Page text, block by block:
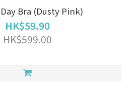
Bra (Dusty Pink)
HK$59.90
HK$599.00